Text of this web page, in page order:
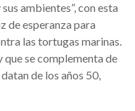
ambientes”, con esta
de esperanza para
las tortugas marinas.
que se complementa de
de los años 50,